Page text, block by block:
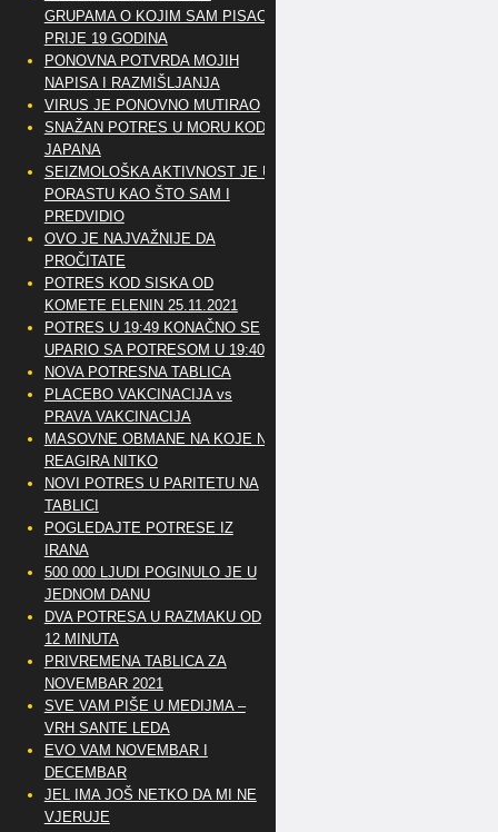
GRUPAMA O KOJIM SAM PISAO
PRIJE 19 GODINA
PONOVNA POTVRDA MOJIH
NAPISA I RAZMIŠLJANJA
VIRUS JE PONOVNO MUTIRAO
SNAŽAN POTRES U MORU KOD
JAPANA
SEIZMOLOŠKA AKTIVNOST JE U
PORASTU KAO ŠTO SAM I
PREDVIDIO
OVO JE NAJVAŽNIJE DA
PROČITATE
POTRES KOD SISKA OD
KOMETE ELENIN 25.11.2021
POTRES U 19:49 KONAČNO SE
UPARIO SA POTRESOM U 19:40
NOVA POTRESNA TABLICA
PLACEBO VAKCINACIJA vs
PRAVA VAKCINACIJA
MASOVNE OBMANE NA KOJE NE
REAGIRA NITKO
NOVI POTRES U PARITETU NA
TABLICI
POGLEDAJTE POTRESE IZ
IRANA
500 000 LJUDI POGINULO JE U
JEDNOM DANU
DVA POTRESA U RAZMAKU OD
12 MINUTA
PRIVREMENA TABLICA ZA
NOVEMBAR 2021
SVE VAM PIŠE U MEDIJMA –
VRH SANTE LEDA
EVO VAM NOVEMBAR I
DECEMBAR
JEL IMA JOŠ NETKO DA MI NE
VJERUJE